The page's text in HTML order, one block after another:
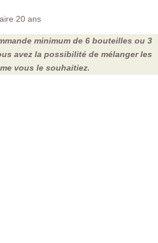
20 ans
minimum de 6 bouteilles ou 3
avez la possibilité de mélanger les
vous le souhaitiez.